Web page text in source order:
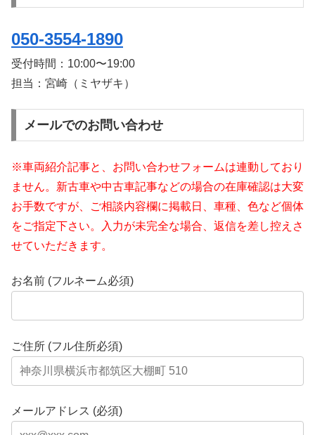
050-3554-1890
受付時間： 10:00〜19:00
担当：宮崎（ミヤザキ）
メールでのお問い合わせ
※車両紹介記事と、お問い合わせフォームは連動しており
ません。新古車や中古車記事などの場合の在庫確認は大変
お手数ですが、ご相談内容欄に掲載日、車種、色など個体
をご指定下さい。入力が未完全な場合、返信を差し控えさ
せていただきます。
お名前 (フルネーム必須)
ご住所 (フル住所必須)
メールアドレス (必須)